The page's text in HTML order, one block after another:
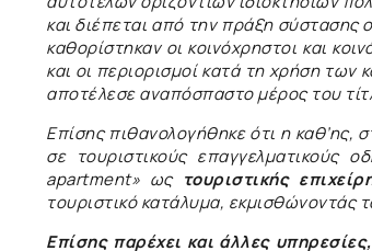
και διέπεται από την πράξη σύστασης
καθορίστηκαν οι κοινόχρηστοι και
και οι περιορισμοί κατά τη χρήση
αποτέλεσε αναπόσπαστο μέρος του
Επίσης πιθανολογήθηκε ότι η
σε τουριστικούς επαγγελματικούς
apartment» ως τουριστικής
τουριστικό κατάλυμα, εκμισθώνοντάς
Επίσης παρέχει και άλλες